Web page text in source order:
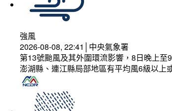
強風
2026-08-08, 22:41│中央氣象署
第13號颱風及其外圍環流影響，8日晚上
澎湖縣、連江縣局部地區有平均風6級以上